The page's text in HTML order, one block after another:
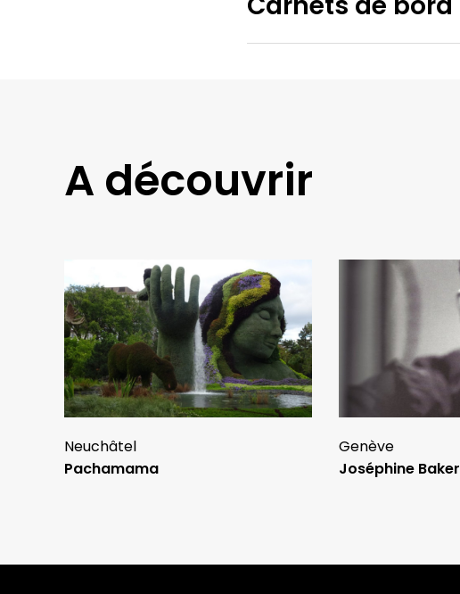
A découvrir
Neuchâtel
Pachamama
Genève
Joséphine Baker